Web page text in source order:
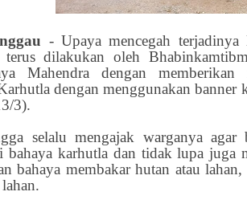
-Upaya mencegah
terus dilakukan oleh
Mahendra dengan memberikan
dengan menggunakan banner
3).
selalu mengajak warganya agar
bahaya karhutla dan tidak lupa juga
bahaya membakar hutan atau